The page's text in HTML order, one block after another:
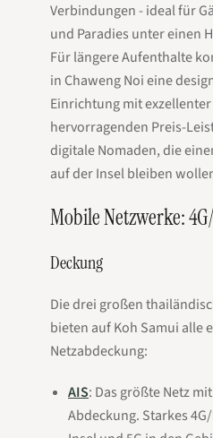
Verbindungen - ideal für
und Paradies unter einen
Für längere Aufenthalte
in Chaweng Noi eine
Einrichtung mit
hervorragenden Preis-
digitale Nomaden, die
auf der Insel bleiben
Mobile Netzwerke:
Deckung
Die drei großen
bieten auf Koh Samui alle
Netzabdeckung:
AIS: Das größte Netz
Abdeckung. Starkes